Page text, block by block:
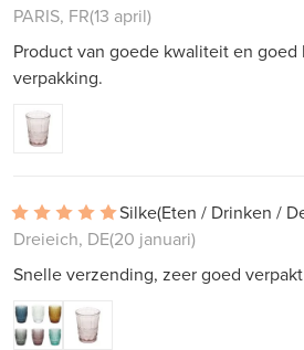
PARIS, FR(13 april)
Product van goede kwaliteit en goed
verpakking.
Silke(Eten / Drinken /
Dreieich, DE(20 januari)
Snelle verzending, zeer goed